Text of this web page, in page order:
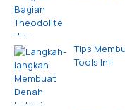
Tips
Tools Ini!